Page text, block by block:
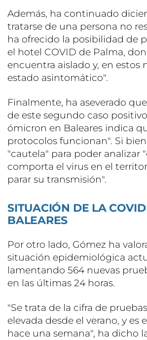
Además, ha continuado
tratarse de una persona no
ha ofrecido la posibilidad de
el hotel COVID de Palma,
encuentra aislado y, en estos
estado asintomático".
Finalmente, ha aseverado
de este segundo caso
ómicron en Baleares indica
protocolos funcionan". Si
"cautela" para poder analizar
comporta el virus en el
parar su transmisión".
SITUACIÓN DE LA
BALEARES
Por otro lado, Gómez ha
situación epidemiológica
lamentando 564 nuevas
en las últimas 24 horas.
"Se trata de la cifra de
elevada desde el verano, y es
hace una semana", ha dicho